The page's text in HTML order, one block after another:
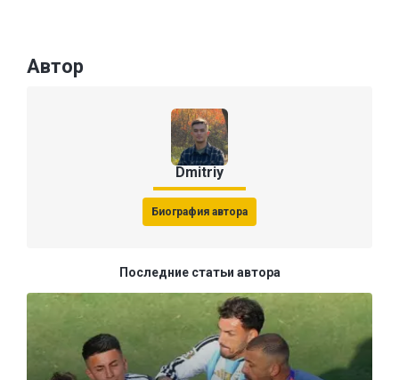
Автор
Dmitriy
Биография автора
Последние статьи автора